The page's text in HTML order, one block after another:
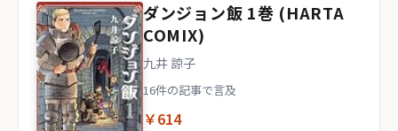
ダンジョン飯 1巻 (HARTA
COMIX)
九井 諒子
16件の記事で言及
￥614